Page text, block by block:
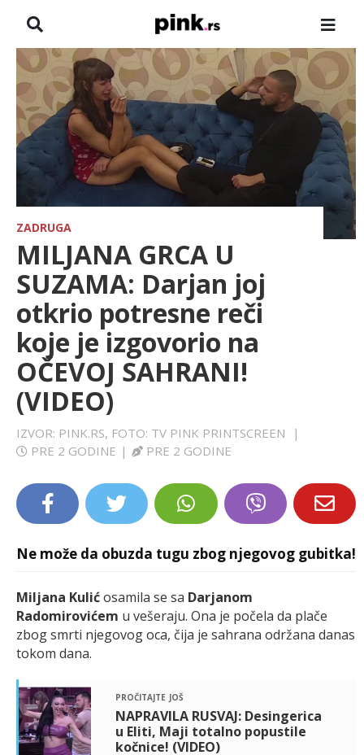
NASLOVNA
VESTI
ZADRUGA
SHOWBIZ
HRONIKA
FARMERI
TV
SPORT
LIFESTYLE
ZADRUGA
MILJANA GRCA U
SUZAMA: Darjan joj
otkrio potresne reči
koje je izgovorio na
OČEVOJ SAHRANI!
(VIDEO)
IZVOR: PINK.RS, FOTO: TV PINK PRINTSCREEN
|
PRE 2 GODINE | PRE 2 GODINE
Ne može da obuzda tugu zbog njegovog gubitka!
Miljana Kulićosamila se sa Darjanom
Radomirovićem u vešeraju. Ona je počela da plače
zbog smrti njegovog oca, čija je sahrana održana danas
tokom dana.
pročitajte još
NAPRAVILA RUSVAJ: Desingerica
u Eliti, Maji totalno popustile
kočnice! (VIDEO)